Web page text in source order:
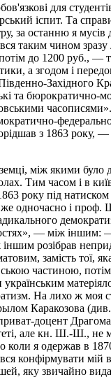
для
іспит. Та
за останню я мусів
таким чином
до 1200 руб., —
а згодом і
Західного
та бюрократично-
з 1863 року, —
між якими було
Тим часом і в
року під натиском
одночасно і проф.
— між іншим:
розібрав
замість тої,
частиною, потім
На лихо ж моя
Каракозова
доцент
але кн. Ш.-Ш., не
коли я одержав в
конфірмувати мій
яку звичайно